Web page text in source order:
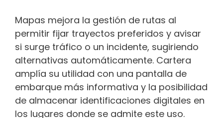
Mapas mejora la gestión de rutas al
permitir fijar trayectos preferidos y avisar
si surge tráfico o un incidente, sugiriendo
alternativas automáticamente. Cartera
amplía su utilidad con una pantalla de
embarque más informativa y la posibilidad
de almacenar identificaciones digitales en
los lugares donde se admite este uso.